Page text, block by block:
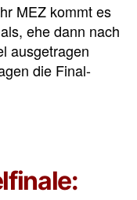
MEZ kommt es
ehe dann nach
ausgetragen
die Final-